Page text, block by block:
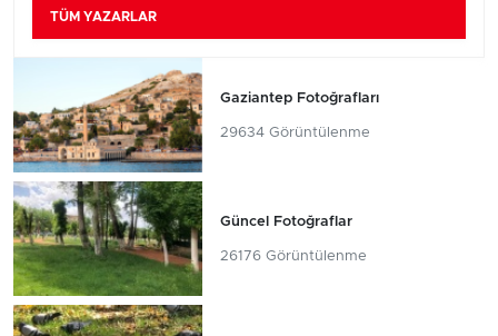
TÜM YAZARLAR
Gaziantep Fotoğrafları
29634 Görüntülenme
Güncel Fotoğraflar
26176 Görüntülenme